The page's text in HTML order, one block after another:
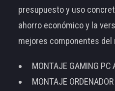
presupuesto y uso
ahorro económico y la
mejores componentes
MONTAJE GAMING PC
MONTAJE